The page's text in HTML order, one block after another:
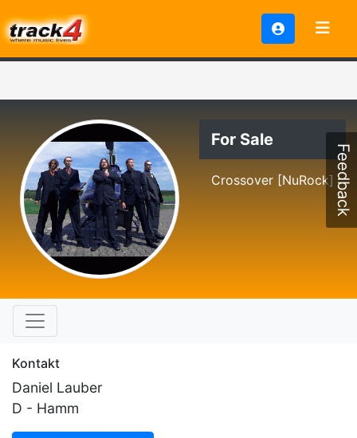
For Sale
Crossover [NuRock]
Kontakt
Daniel Lauber
D - Hamm
Feedback